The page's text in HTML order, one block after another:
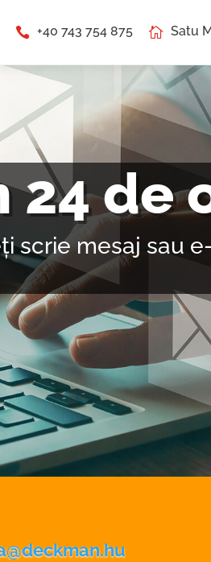
 +40 743 754 875  Satu
24 de
scrie mesaj sau